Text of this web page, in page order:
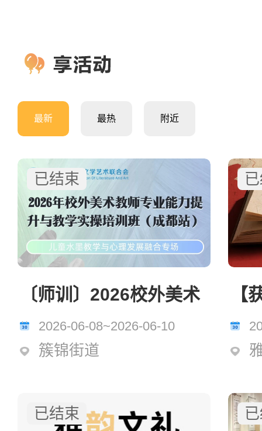
最新 最热 附近
已结束
〔师训〕2026校外美术
教师专业能力提升与教
学实操培训班（成都
站）——儿童水墨与心
日开班！
2026-06-08~2026-06-10
簇锦街道
【
阅
韵
上
已结束